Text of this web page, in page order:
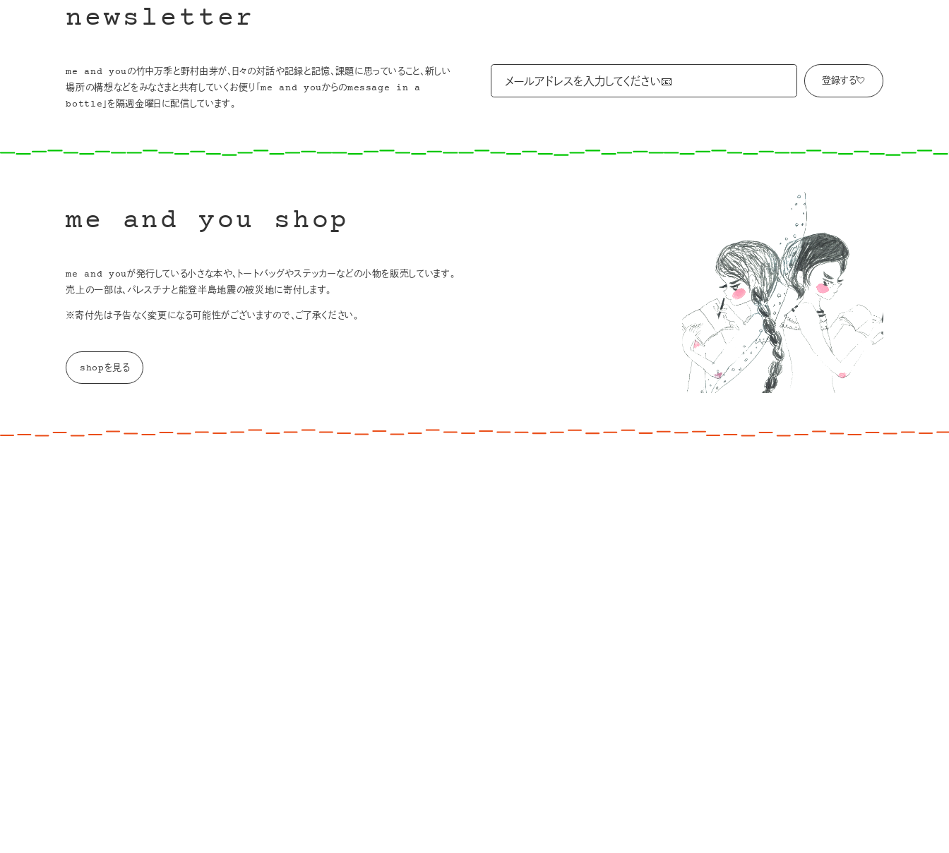
newsletter
me and youの竹中万季と野村由芽が、日々の対話や記録と記憶、課題に思っていること、新しい
場所の構想などをみなさまと共有していくお便り「me and youからのmessage in a
bottle」を隔週金曜日に配信しています。
me and you shop
me and youが発行している小さな本や、トートバッグやステッカーなどの小物を販売しています。
売上の一部は、パレスチナと能登半島地震の被災地に寄付します。
※寄付先は予告なく変更になる可能性がございますので、ご了承ください。
shopを見る